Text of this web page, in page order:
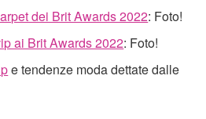
dei Brit Awards 2022: Foto!
ai Brit Awards 2022: Foto!
e tendenze moda dettate dalle